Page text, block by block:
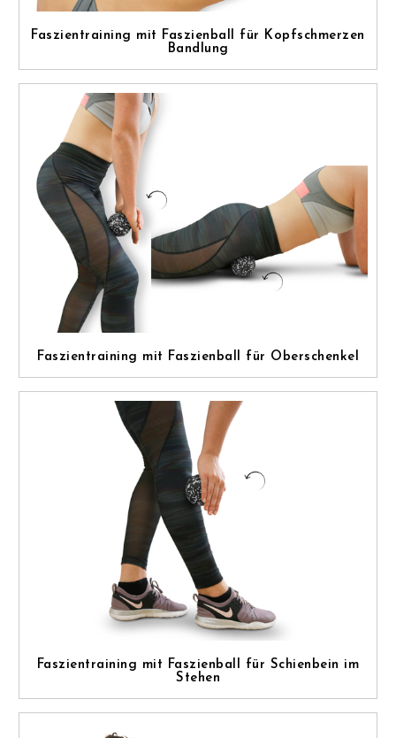
Faszientraining mit Faszienball für Kopfschmerzen
Bandlung
Faszientraining mit Faszienball für Oberschenkel
Faszientraining mit Faszienball für Schienbein im
Stehen